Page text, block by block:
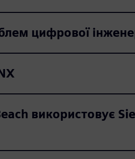
цифрової
використовує